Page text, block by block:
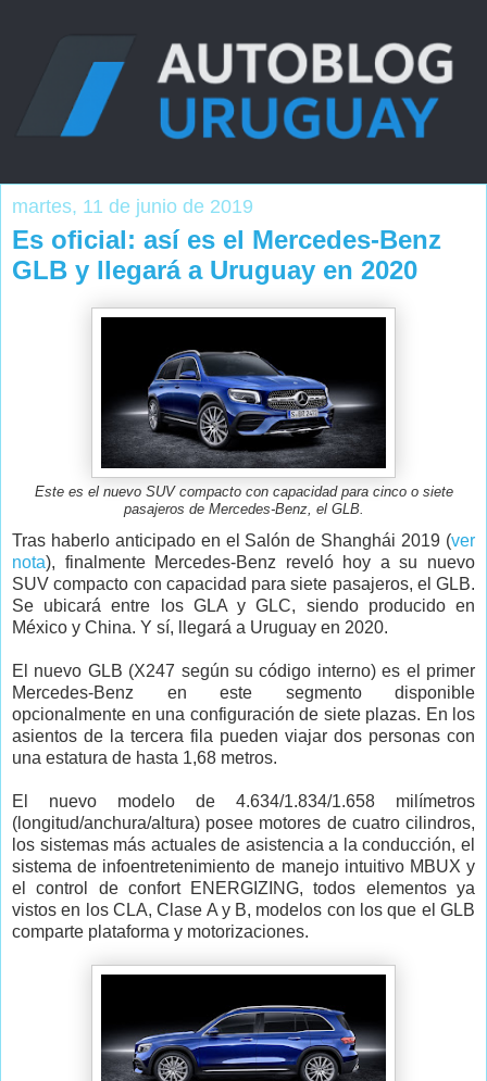
martes, 11 de junio de 2019
Es oficial: así es el Mercedes-Benz
GLB y llegará a Uruguay en 2020
Este es el nuevo SUV compacto con capacidad para cinco o siete
pasajeros de Mercedes-Benz, el GLB.
Tras haberlo anticipado en el Salón de Shanghái 2019 (ver
nota), finalmente Mercedes-Benz reveló hoy a su nuevo
SUV compacto con capacidad para siete pasajeros, el GLB.
Se ubicará entre los GLA y GLC, siendo producido en
México y China. Y sí, llegará a Uruguay en 2020.
El nuevo GLB (X247 según su código interno) es el primer
Mercedes-Benz en este segmento disponible
opcionalmente en una configuración de siete plazas. En los
asientos de la tercera fila pueden viajar dos personas con
una estatura de hasta 1,68 metros.
El nuevo modelo de 4.634/1.834/1.658 milímetros
(longitud/anchura/altura) posee motores de cuatro cilindros,
los sistemas más actuales de asistencia a la conducción, el
sistema de infoentretenimiento de manejo intuitivo MBUX y
el control de confort ENERGIZING, todos elementos ya
vistos en los CLA, Clase A y B, modelos con los que el GLB
comparte plataforma y motorizaciones.